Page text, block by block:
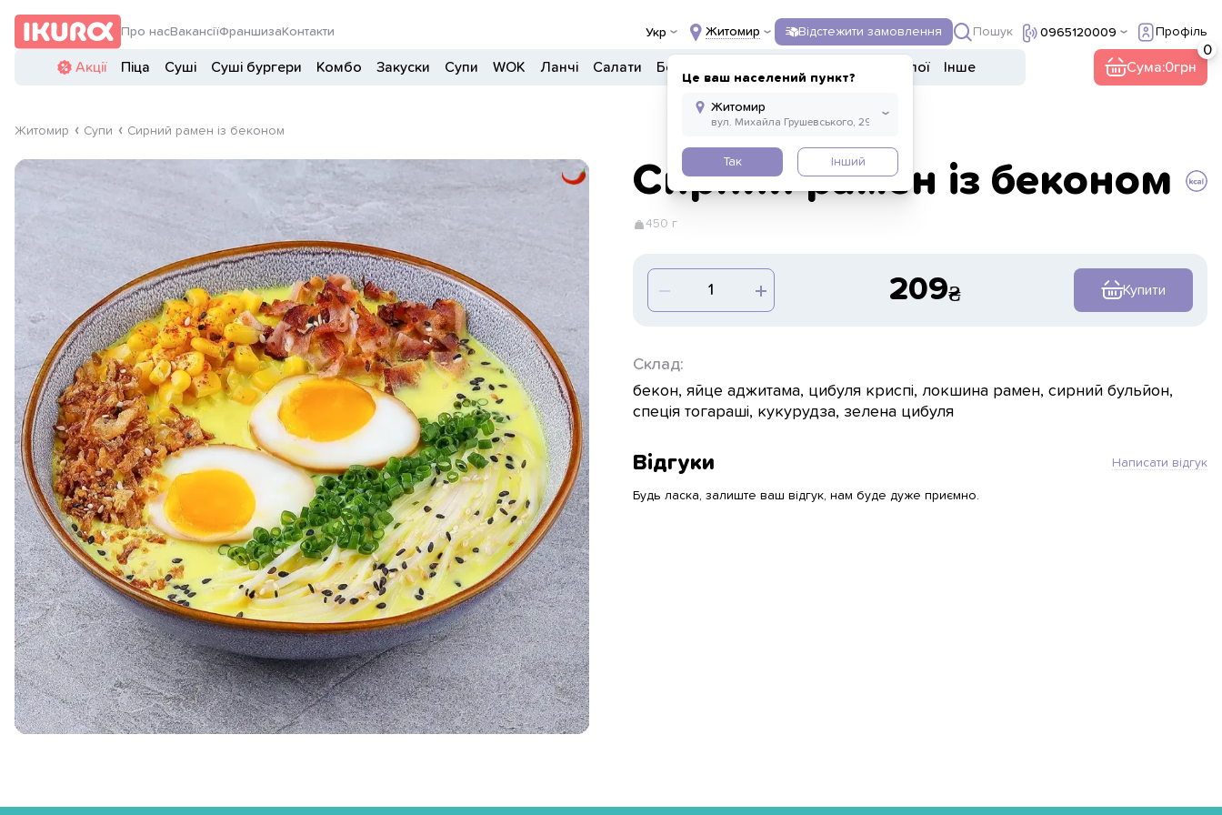
Про насВакансіїФраншиза Контакти Укр Житомир
Це ваш населений пункт?
Так Інший
Відстежити замовлення Пошук 0965120009 Профіль
Акції Піца Суші Суші бургери Комбо Закуски Супи WOK Ланчі Салати Боули Напої Інше Сума:0
Житомир Супи Сирний рамен із беконом
Сирний рамен із беконом
450 г
209 Купити
Склад:
бекон, яйце аджитама, цибуля криспі, локшина рамен, сирний бульйон,
спеція тогараші, кукурудза, зелена цибуля
Відгуки Написати відгук
Будь ласка, залиште ваш відгук, нам буде дуже приємно.